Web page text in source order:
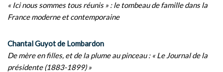
« Ici nous sommes tous réunis » : le tombeau de famille dans la
France moderne et contemporaine
Chantal Guyot de Lombardon
De mère en filles, et de la plume au pinceau : « Le Journal de la
présidente (1883-1899) »